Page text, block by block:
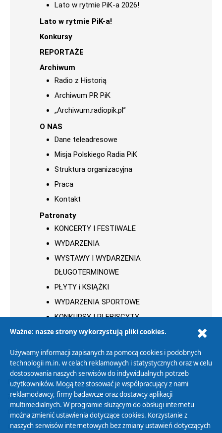
Lato w rytmie PiK-a 2026!
Lato w rytmie PiK-a!
Konkursy
REPORTAŻE
Archiwum
Radio z Historią
Archiwum PR PiK
„Archiwum.radiopik.pl”
O NAS
Dane teleadresowe
Misja Polskiego Radia PiK
Struktura organizacyjna
Praca
Kontakt
Patronaty
KONCERTY I FESTIWALE
WYDARZENIA
WYSTAWY I WYDARZENIA
DŁUGOTERMINOWE
PŁYTY i KSIĄŻKI
WYDARZENIA SPORTOWE
KONKURSY I PLEBISCYTY
Polityka Prywatności
Zasady korzystania z Serwisu
Organizacje Pożytku Publicznego
Cyfryzacja DAB+
Ważne: nasze strony wykorzystują pliki cookies.
Używamy informacji zapisanych za pomocą cookies i podobnych
technologii m.in. w celach reklamowych i statystycznych oraz w celu
dostosowania naszych serwisów do indywidualnych potrzeb
użytkowników. Mogą też stosować je współpracujący z nami
reklamodawcy, firmy badawcze oraz dostawcy aplikacji
multimedialnych. W programie służącym do obsługi internetu
można zmienić ustawienia dotyczące cookies. Korzystanie z
naszych serwisów internetowych bez zmiany ustawień dotyczących